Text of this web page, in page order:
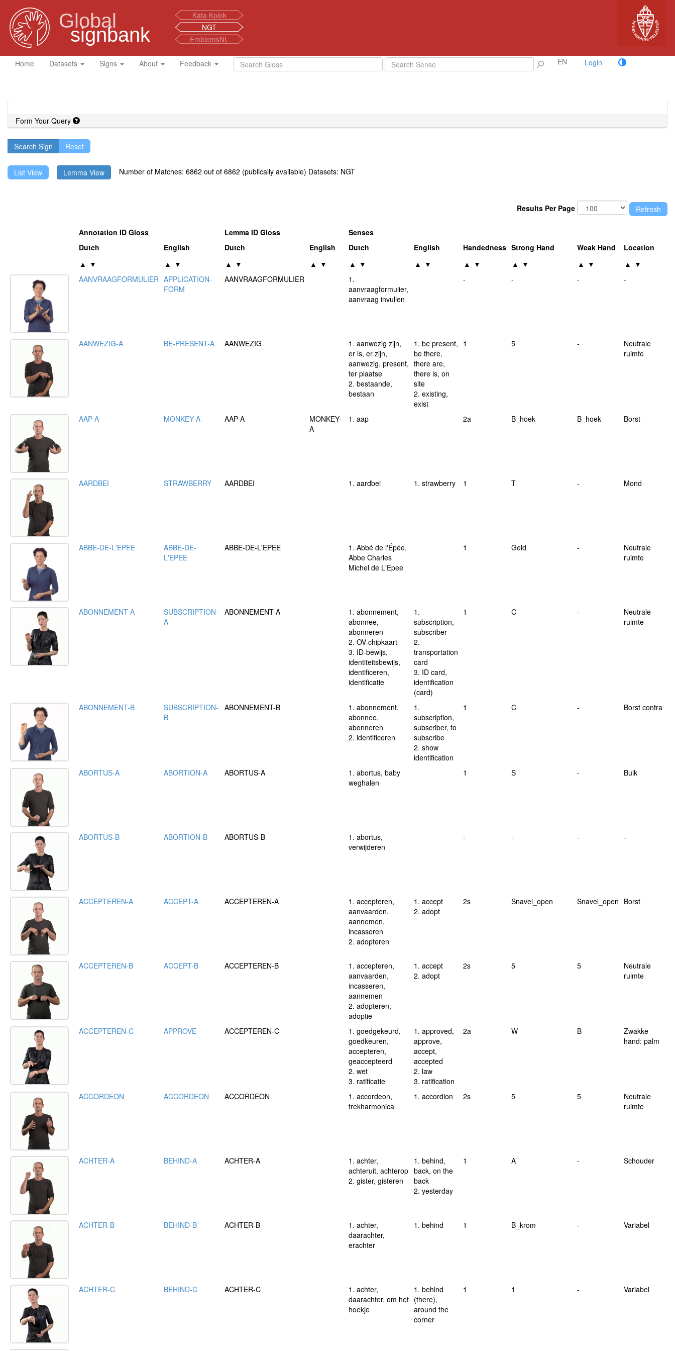
Global
signbank
Kata Kolok
NGT
EmblemsNL
Home Datasets Signs About Feedback EN Login
Form Your Query
Search Sign
List View Lemma View Number of Matches: 6862 out of 6862 (publically available) Datasets: NGT
Results Per Page
Annotation ID Gloss Lemma ID Gloss
Senses
Dutch
English Dutch English Dutch English Handedness Strong Hand Weak Hand
Location
▲ ▼ ▲ ▼ ▲ ▼ ▲ ▼ ▲ ▼ ▲ ▼ ▲ ▼ ▲ ▼ ▲ ▼ ▲ ▼
AANVRAAGFORMULIER APPLICATION-
FORM
AANVRAAGFORMULIER
1.
aanvraagformulier,
aanvraag invullen
- - - -
AANWEZIG-A BE-PRESENT-A AANWEZIG
1. aanwezig zijn,
er is, er zijn,
aanwezig, present,
ter plaatse
2. bestaande,
bestaan
1. be present,
be there,
there are,
there is, on
site
2. existing,
exist
1 5 -
Neutrale
ruimte
AAP-A MONKEY-A AAP-A
MONKEY-
A
1. aap 2a B_hoek B_hoek Borst
AARDBEI STRAWBERRY AARDBEI 1. aardbei 1. strawberry 1 T - Mond
ABBE-DE-L'EPEE
ABBE-DE-
L'EPEE
ABBE-DE-L'EPEE
1. Abbé de l'Épée,
Abbe Charles
Michel de L'Epee
1 Geld -
Neutrale
ruimte
ABONNEMENT-A
SUBSCRIPTION-
A
ABONNEMENT-A
1. abonnement,
abonnee,
abonneren
2. OV-chipkaart
3. ID-bewijs,
identiteitsbewijs,
identificeren,
identificatie
1.
subscription,
subscriber
2.
transportation
card
3. ID card,
identification
(card)
1 C -
Neutrale
ruimte
ABONNEMENT-B
SUBSCRIPTION-
B
ABONNEMENT-B
1. abonnement,
abonnee,
abonneren
2. identificeren
1.
subscription,
subscriber, to
subscribe
2. show
identification
1 C - Borst contra
ABORTUS-A ABORTION-A ABORTUS-A
1. abortus, baby
weghalen
1 S - Buik
ABORTUS-B ABORTION-B ABORTUS-B
1. abortus,
verwijderen
- - - -
ACCEPTEREN-A ACCEPT-A ACCEPTEREN-A
1. accepteren,
aanvaarden,
aannemen,
incasseren
2. adopteren
1. accept
2. adopt
2s Snavel_open Snavel_open Borst
ACCEPTEREN-B ACCEPT-B ACCEPTEREN-B
1. accepteren,
aanvaarden,
incasseren,
aannemen
2. adopteren,
adoptie
1. accept
2. adopt
2s 5 5
Neutrale
ruimte
ACCEPTEREN-C APPROVE ACCEPTEREN-C
1. goedgekeurd,
goedkeuren,
accepteren,
geaccepteerd
2. wet
3. ratificatie
1. approved,
approve,
accept,
accepted
2. law
3. ratification
2a W B
Zwakke
hand: palm
ACCORDEON ACCORDEON ACCORDEON
1. accordeon,
trekharmonica
1. accordion 2s 5 5
Neutrale
ruimte
ACHTER-A BEHIND-A ACHTER-A
1. achter,
achteruit, achterop
2. gister, gisteren
1. behind,
back, on the
back
2. yesterday
1 A - Schouder
ACHTER-B BEHIND-B ACHTER-B
1. achter,
daarachter,
erachter
1. behind 1 B_krom - Variabel
ACHTER-C BEHIND-C ACHTER-C
1. achter,
daarachter, om het
hoekje
1. behind
(there),
around the
corner
1 1 - Variabel